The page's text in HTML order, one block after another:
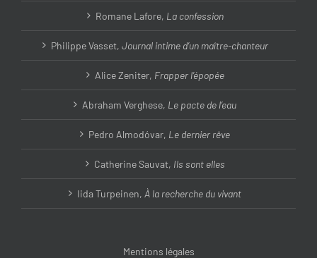
Romane Lafore, La confession
Philippe Vasset, Journal intime d’un maître-chanteur
Alice Zeniter, Frapper l’épopée
Abraham Verghese, Le pacte de l’eau
Pedro Almodóvar, Le dernier rêve
Catherine Sauvat, Ils sont elles
Iida Turpeinen, À la recherche du vivant
Mentions légales